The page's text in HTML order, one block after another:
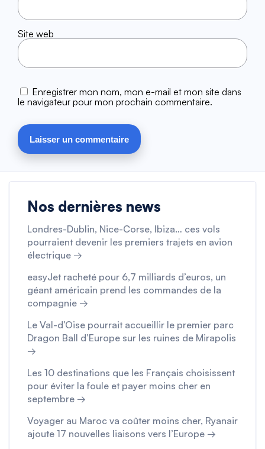
Site web
Enregistrer mon nom, mon e-mail et mon site dans
le navigateur pour mon prochain commentaire.
Nos dernières news
Londres-Dublin, Nice-Corse, Ibiza… ces vols
pourraient devenir les premiers trajets en avion
électrique →
easyJet racheté pour 6,7 milliards d’euros, un
géant américain prend les commandes de la
compagnie →
Le Val-d’Oise pourrait accueillir le premier parc
Dragon Ball d’Europe sur les ruines de Mirapolis
→
Les 10 destinations que les Français choisissent
pour éviter la foule et payer moins cher en
septembre →
Voyager au Maroc va coûter moins cher, Ryanair
ajoute 17 nouvelles liaisons vers l’Europe →